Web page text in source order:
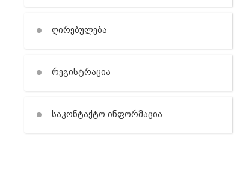
ღირებულება
რეგისტრაცია
საკონტაქტო ინფორმაცია